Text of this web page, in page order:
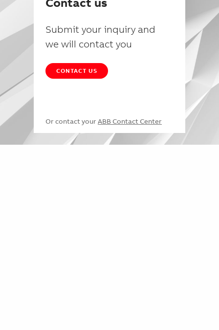
Submit your inquiry and
we will contact you
CONTACT US
Or contact your ABB Contact Center